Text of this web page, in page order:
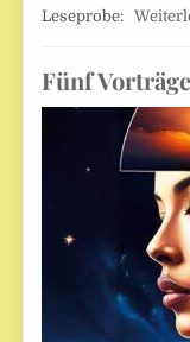
Leseprobe:
Fünf